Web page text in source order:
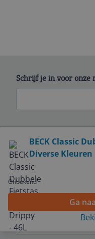
BECK Classic
Diverse Kleuren
Onbekend
Ga
Schrijf je in voor onze
Service
Algemeen
Zakelijk